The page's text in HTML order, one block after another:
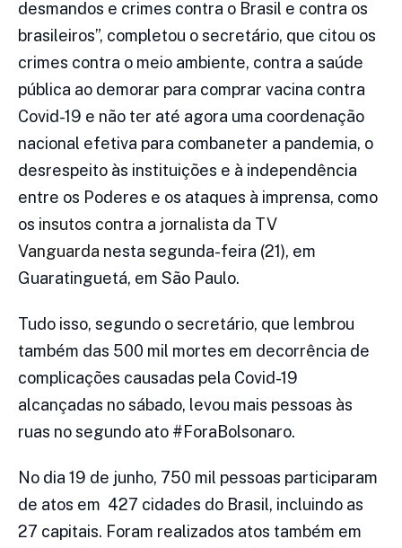
desmandos e crimes contra o Brasil e contra os
brasileiros”, completou o secretário, que citou os
crimes contra o meio ambiente, contra a saúde
pública ao demorar para comprar vacina contra
Covid-19 e não ter até agora uma coordenação
nacional efetiva para combaneter a pandemia, o
desrespeito às instituições e à independência
entre os Poderes e os ataques à imprensa, como
os insutos contra a jornalista da TV
Vanguarda nesta segunda-feira (21), em
Guaratinguetá, em São Paulo.
Tudo isso, segundo o secretário, que lembrou
também das 500 mil mortes em decorrência de
complicações causadas pela Covid-19
alcançadas no sábado, levou mais pessoas às
ruas no segundo ato #ForaBolsonaro.
No dia 19 de junho, 750 mil pessoas participaram
de atos em 427 cidades do Brasil, incluindo as
27 capitais. Foram realizados atos também em